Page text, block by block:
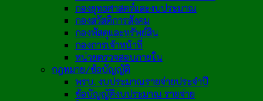
กองยุทธศาสตร์และงบประมาณ
กองสวัสดิการสังคม
กองพัสดุและทรัพย์สิน
กองการเจ้าหน้าที่
หน่วยตรวจสอบภายใน
กฎหมาย/ข้อบัญญัติ
พรบ. งบประมาณรายจ่ายประจำปี
ข้อบัญญัติงบประมาณ รายจ่าย